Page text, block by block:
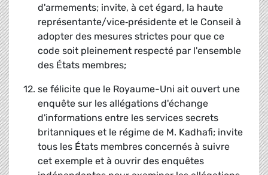
d'armements; invite, à cet égard, la haute
représentante/vice‑présidente et le Conseil à
adopter des mesures strictes pour que ce
code soit pleinement respecté par l'ensemble
des États membres;
12. se félicite que le Royaume-Uni ait ouvert une
enquête sur les allégations d'échange
d'informations entre les services secrets
britanniques et le régime de M. Kadhafi; invite
tous les États membres concernés à suivre
cet exemple et à ouvrir des enquêtes